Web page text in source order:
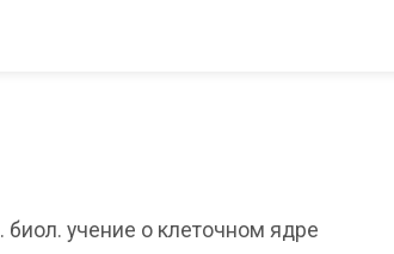
биол. учение о клеточном ядре